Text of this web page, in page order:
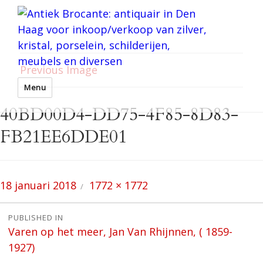
Menu
Previous Image
40BD00D4-DD75-4F85-8D83-
FB21EE6DDE01
Posted
18 januari 2018
Full
1772 × 1772
Bericht
navigatie
PUBLISHED IN
Varen op het meer, Jan Van Rhijnnen, ( 1859-
1927)